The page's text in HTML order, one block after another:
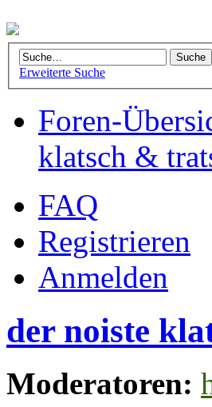
Erweiterte Suche
Foren-
klatsch &
FAQ
Registrieren
Anmelden
der noiste
Moderatoren: